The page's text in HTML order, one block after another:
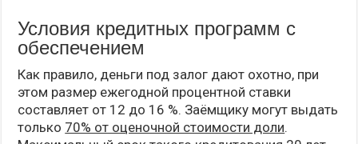
Условия кредитных программ с
обеспечением
Как правило, деньги под залог дают охотно, при
этом размер ежегодной процентной ставки
составляет от 12 до 16 %. Заёмщику могут выдать
только 70% от оценочной стоимости доли.